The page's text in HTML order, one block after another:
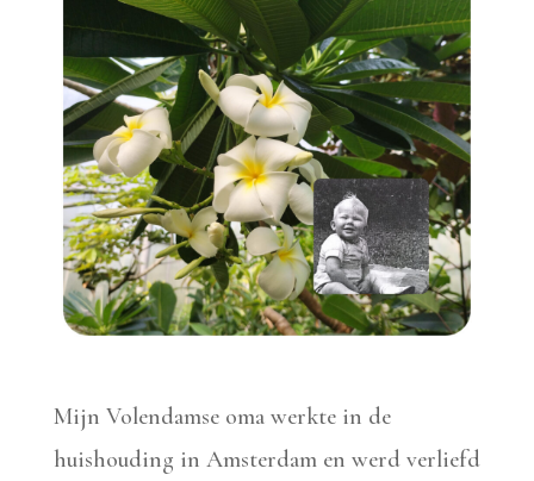
Mijn Volendamse oma werkte in de
huishouding in Amsterdam en werd verliefd